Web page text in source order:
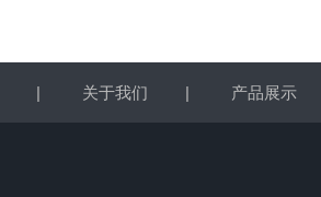
| 关于我们 | 产品展示